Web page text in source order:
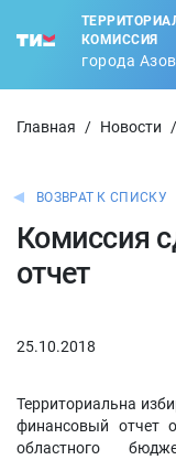
КОМИССИЯ
города
Главная / Новости /
ВОЗВРАТ К СПИСКУ
Комиссия
отчет
25.10.2018
Территориальна
финансовый отчет
областного